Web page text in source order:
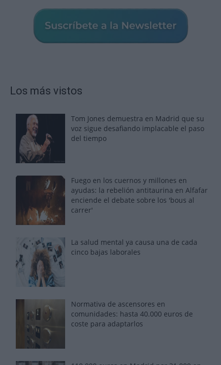
Los más vistos
Tom Jones demuestra en Madrid que su
voz sigue desafiando implacable el paso
del tiempo
Fuego en los cuernos y millones en
ayudas: la rebelión antitaurina en Alfafar
enciende el debate sobre los 'bous al
carrer'
La salud mental ya causa una de cada
cinco bajas laborales
Normativa de ascensores en
comunidades: hasta 40.000 euros de
coste para adaptarlos